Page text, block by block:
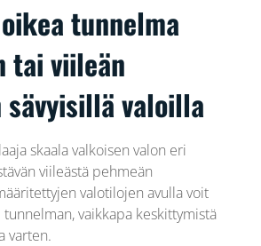
tunnelma
tai viileän
sävyisillä valoilla
skaala valkoisen valon eri
viileästä pehmeän
valotilojen avulla voit
vaikkapa keskittymistä
varten.